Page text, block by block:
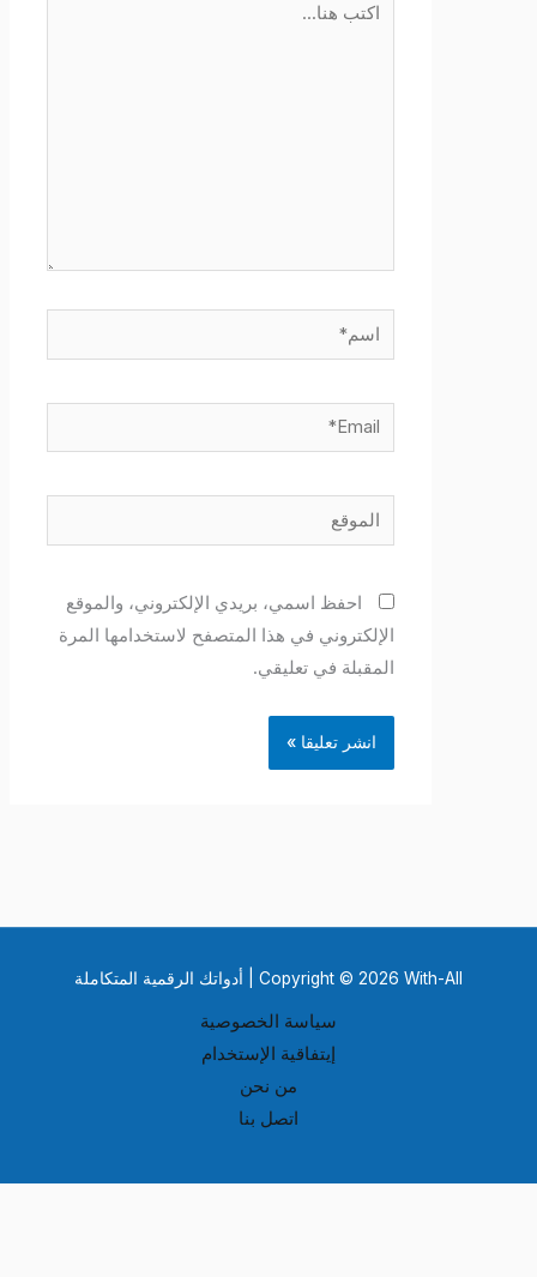
احفظ اسمي، بريدي الإلكتروني، والموقع
الإلكتروني في هذا المتصفح لاستخدامها المرة
المقبلة في تعليقي.
Copyright © 2026 With-All | أدواتك الرقمية المتكاملة
سياسة الخصوصية
إيتفاقية الإستخدام
من نحن
اتصل بنا